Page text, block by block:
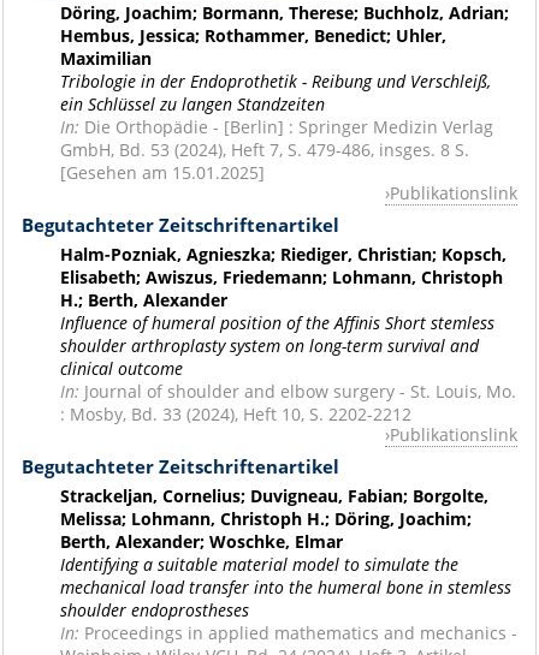
Döring, Joachim; Bormann, Therese; Buchholz, Adrian;
Hembus, Jessica; Rothammer, Benedict; Uhler,
Maximilian
Tribologie in der Endoprothetik - Reibung und Verschleiß,
ein Schlüssel zu langen Standzeiten
In: Die Orthopädie - [Berlin] : Springer Medizin Verlag
GmbH, Bd. 53 (2024), Heft 7, S. 479-486, insges. 8 S.
[Gesehen am 15.01.2025]
Publikationslink
Begutachteter Zeitschriftenartikel
Halm-Pozniak, Agnieszka; Riediger, Christian; Kopsch,
Elisabeth; Awiszus, Friedemann; Lohmann, Christoph
H.; Berth, Alexander
Influence of humeral position of the Affinis Short stemless
shoulder arthroplasty system on long-term survival and
clinical outcome
In: Journal of shoulder and elbow surgery - St. Louis, Mo.
: Mosby, Bd. 33 (2024), Heft 10, S. 2202-2212
Publikationslink
Begutachteter Zeitschriftenartikel
Strackeljan, Cornelius; Duvigneau, Fabian; Borgolte,
Melissa; Lohmann, Christoph H.; Döring, Joachim;
Berth, Alexander; Woschke, Elmar
Identifying a suitable material model to simulate the
mechanical load transfer into the humeral bone in stemless
shoulder endoprostheses
In: Proceedings in applied mathematics and mechanics -